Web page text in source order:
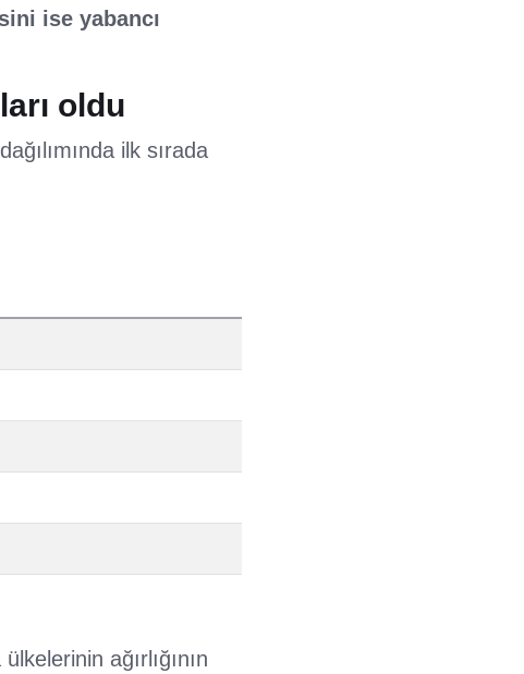
ise yabancı
oldu
ilk sırada
ağırlığının